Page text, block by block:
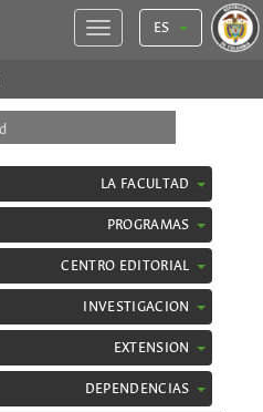
ES
LA FACULTAD
PROGRAMAS
CENTRO EDITORIAL
INVESTIGACION
EXTENSION
DEPENDENCIAS